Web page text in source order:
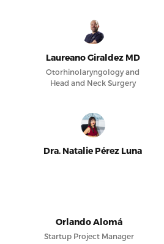
Laureano Giraldez MD
Otorhinolaryngology and
Head and Neck Surgery
Dra. Natalie Pérez Luna
Orlando Alomá
Startup Project Manager